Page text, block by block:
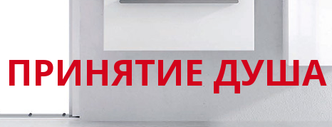
ПРИНЯТИЕ ДУША